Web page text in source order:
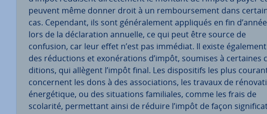
peuvent même donner droit à un rem­bour­se­ment dans
cas. Cependant, ils sont gé­né­ra­le­ment appliqués en fin
lors de la dé­cla­ra­tion annuelle, ce qui peut être source de
confusion, car leur effet n’est pas immédiat. Il existe également
des ré­duc­tions et exo­né­ra­tions d’impôt, soumises à certaines
di­tions, qui allègent l’impôt final. Les dis­po­si­tifs les plus
con­cer­nent les dons à des as­so­cia­tions, les travaux de
éner­gé­tique, ou des si­tua­tions fa­mi­liales, comme les frais de
scolarité, per­met­tant ainsi de réduire l’impôt de façon